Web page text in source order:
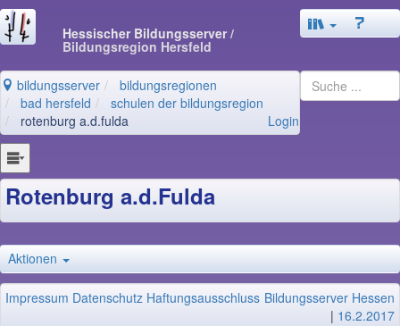
Hessischer Bildungsserver/
Bildungsregion Hersfeld
bildungsserver
bildungsregionen
bad hersfeld
schulen der bildungsregion
rotenburg a.d.fulda
Login
Rotenburg a.d.Fulda
Aktionen
Impressum Datenschutz Haftungsausschluss Bildungsserver Hessen
| 16.2.2017